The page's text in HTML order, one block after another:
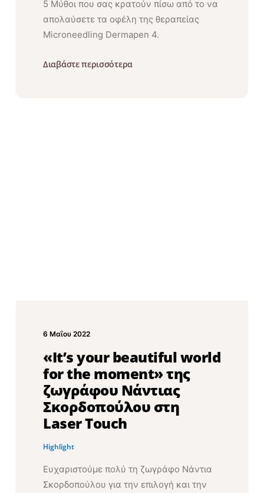
5 Μύθοι που σας κρατούν πίσω από το να
απολαύσετε τα οφέλη της θεραπείας
Microneedling Dermapen 4.
Διαβάστε περισσότερα
6 Μαΐου 2022
«It’s your beautiful world
for the moment» της
ζωγράφου Νάντιας
Σκορδοπούλου στη
Laser Touch
Highlight
Ευχαριστούμε πολύ τη ζωγράφο Νάντια
Σκορδοπούλου για την επιλογή και την